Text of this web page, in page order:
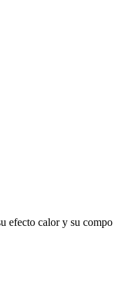
efecto calor y su compo